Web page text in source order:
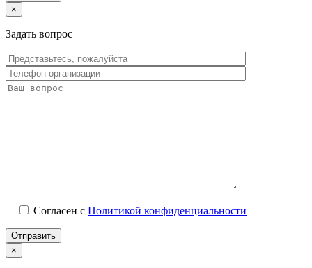
×
Задать вопрос
Согласен с Политикой конфиденциальности
×